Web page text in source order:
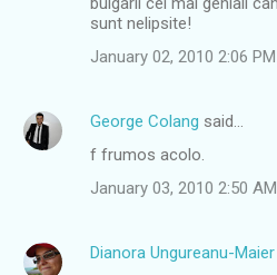
sunt nelipsite!
January 02, 2010 2:06 PM
George Colang said…
f frumos acolo.
January 03, 2010 2:50 AM
Dianora Ungureanu-Maier